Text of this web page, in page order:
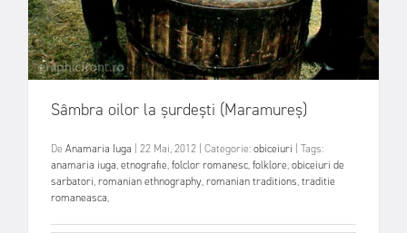
Sâmbra oilor la șurdești (Maramureș)
De Anamaria Iuga 22 Mai, 2012 Categorie:obiceiuri
Tags:
anamaria iuga,etnografie,folclor romanesc,folklore,obiceiuri de
sarbatori,romanian ethnography,romanian traditions,traditie
romaneasca,